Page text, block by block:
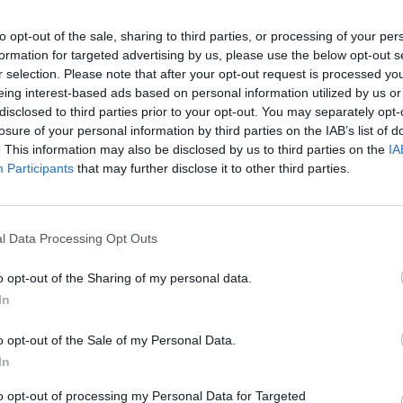
opt-out of the sale, sharing to third parties, or processing of your
for targeted advertising by us, please use the below opt-out
selection. Please note that after your opt-out request is processed
interest-based ads based on personal information utilized by us
to third parties prior to your opt-out. You may separately
of your personal information by third parties on the IAB’s list of
This information may also be disclosed by us to third parties on the
Participants that may further disclose it to other third parties.
Data Processing Opt Outs
opt-out of the Sharing of my personal data.
opt-out of the Sale of my Personal Data.
opt-out of processing my Personal Data for Targeted
operando como organización
en la dirección de la compañía, así
ha admitido que hace tiempo que "siguen
Andrés Cester, cofundador de Colvin. Como
Sergi Bastardas, la otro cofundador, destaca "la
Marguerite y su visión sobre la disrupción de
e impulsando el tejido de agricultores locales".
a acelerar la penetración del comercio en
de flores y plantas. La compañía asegura
la demanda de clientes. Actualmente, Colvin
espera conseguir las 300 personas en los
de flores y plantas necesita digitalizarse y estar